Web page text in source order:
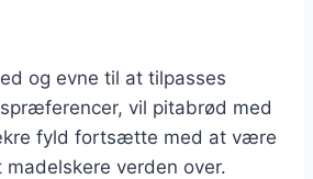
og evne til at tilpasses
vil pitabrød med
fyld fortsætte med at være
verden over.